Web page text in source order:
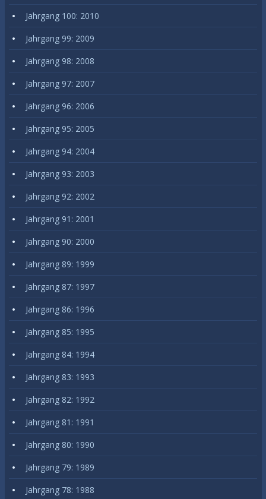
Jahrgang 100: 2010
Jahrgang 99: 2009
Jahrgang 98: 2008
Jahrgang 97: 2007
Jahrgang 96: 2006
Jahrgang 95: 2005
Jahrgang 94: 2004
Jahrgang 93: 2003
Jahrgang 92: 2002
Jahrgang 91: 2001
Jahrgang 90: 2000
Jahrgang 89: 1999
Jahrgang 87: 1997
Jahrgang 86: 1996
Jahrgang 85: 1995
Jahrgang 84: 1994
Jahrgang 83: 1993
Jahrgang 82: 1992
Jahrgang 81: 1991
Jahrgang 80: 1990
Jahrgang 79: 1989
Jahrgang 78: 1988